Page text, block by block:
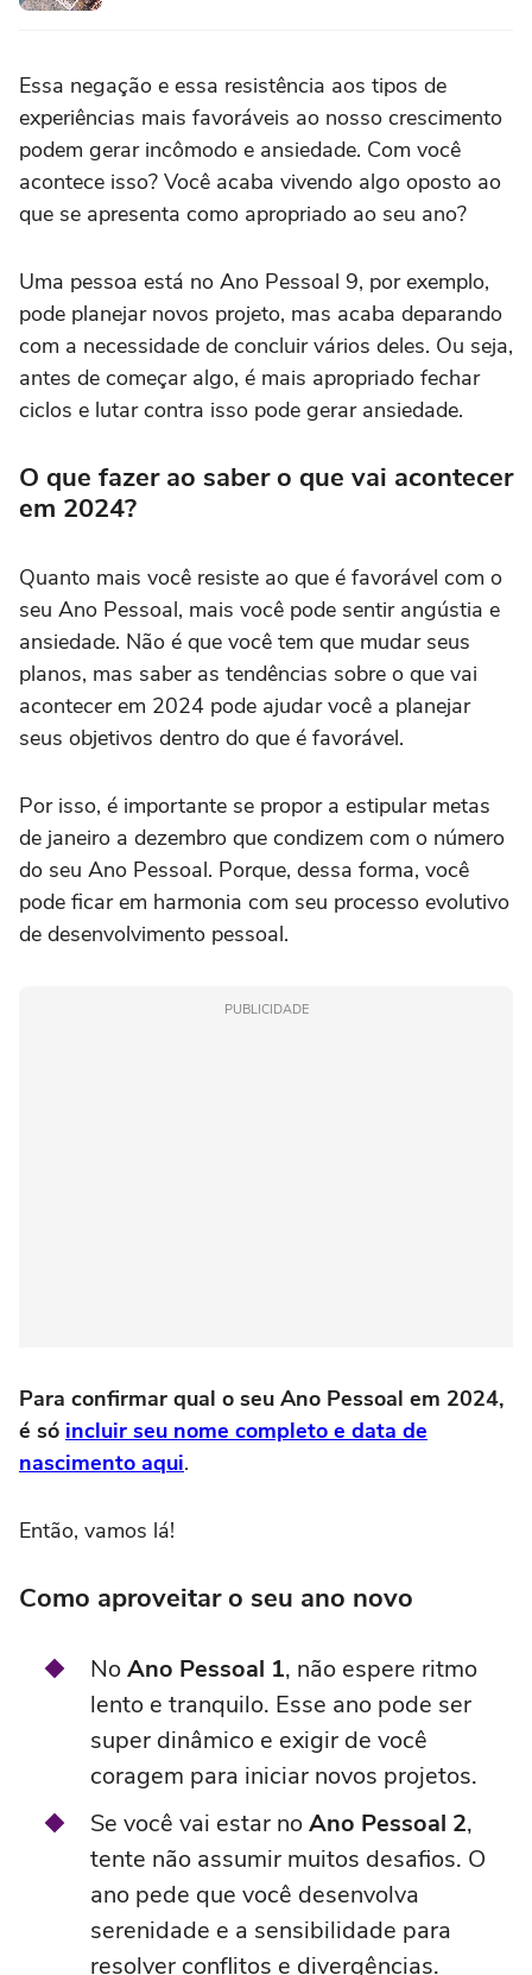
Essa negação e essa resistência aos tipos de
experiências mais favoráveis ao nosso crescimento
podem gerar incômodo e ansiedade. Com você
acontece isso? Você acaba vivendo algo oposto ao
que se apresenta como apropriado ao seu ano?
Uma pessoa está no Ano Pessoal 9, por exemplo,
pode planejar novos projeto, mas acaba deparando
com a necessidade de concluir vários deles. Ou seja,
antes de começar algo, é mais apropriado fechar
ciclos e lutar contra isso pode gerar ansiedade.
O que fazer ao saber o que vai acontecer
em 2024?
Quanto mais você resiste ao que é favorável com o
seu Ano Pessoal, mais você pode sentir angústia e
ansiedade. Não é que você tem que mudar seus
planos, mas saber as tendências sobre o que vai
acontecer em 2024 pode ajudar você a planejar
seus objetivos dentro do que é favorável.
Por isso, é importante se propor a estipular metas
de janeiro a dezembro que condizem com o número
do seu Ano Pessoal. Porque, dessa forma, você
pode ficar em harmonia com seu processo evolutivo
de desenvolvimento pessoal.
PUBLICIDADE
Para confirmar qual o seu Ano Pessoal em 2024,
é só incluir seu nome completo e data de
nascimento aqui.
Então, vamos lá!
Como aproveitar o seu ano novo
NoAno Pessoal 1, não espere ritmo
lento e tranquilo. Esse ano pode ser
super dinâmico e exigir de você
coragem para iniciar novos projetos.
Se você vai estar noAno Pessoal 2,
tente não assumir muitos desafios. O
ano pede que você desenvolva
serenidade e a sensibilidade para
resolver conflitos e divergências.